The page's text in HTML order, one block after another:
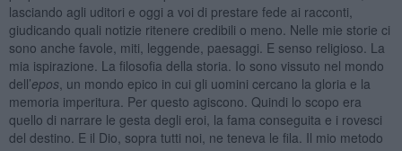
lasciando agli uditori e oggi a voi di prestare fede ai racconti,
giudicando quali notizie ritenere credibili o meno. Nelle mie storie ci
sono anche favole, miti, leggende, paesaggi. E senso religioso. La
mia ispirazione. La filosofia della storia. Io sono vissuto nel mondo
dell’epos, un mondo epico in cui gli uomini cercano la gloria e la
memoria imperitura. Per questo agiscono. Quindi lo scopo era
quello di narrare le gesta degli eroi, la fama conseguita e i rovesci
del destino. E il Dio, sopra tutti noi, ne teneva le fila. Il mio metodo